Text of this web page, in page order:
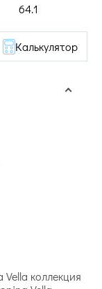
64.1
Калькулятор
коллекция